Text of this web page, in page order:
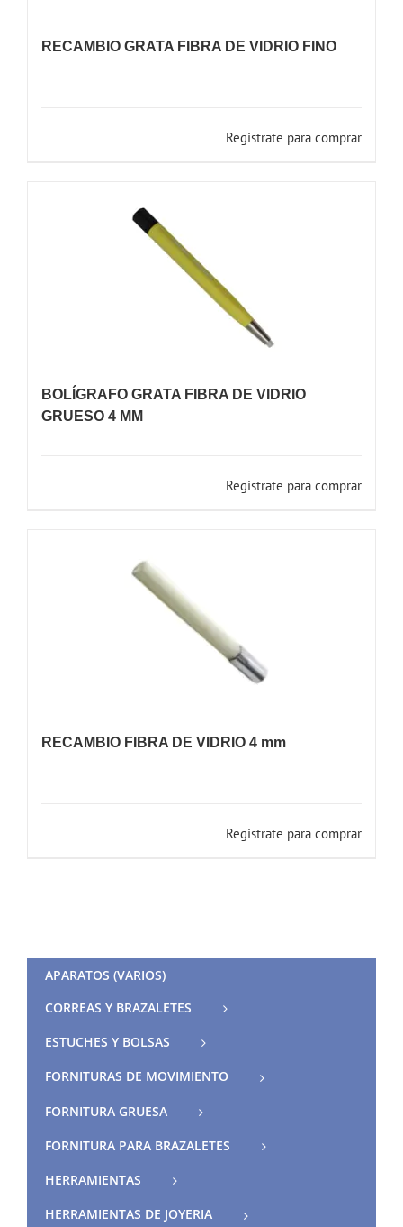
RECAMBIO GRATA FIBRA DE VIDRIO FINO
Registrate para comprar
BOLÍGRAFO GRATA FIBRA DE VIDRIO
GRUESO 4 MM
Registrate para comprar
RECAMBIO FIBRA DE VIDRIO 4 mm
Registrate para comprar
APARATOS (VARIOS)
CORREAS Y BRAZALETES
ESTUCHES Y BOLSAS
FORNITURAS DE MOVIMIENTO
FORNITURA GRUESA
FORNITURA PARA BRAZALETES
HERRAMIENTAS
HERRAMIENTAS DE JOYERIA